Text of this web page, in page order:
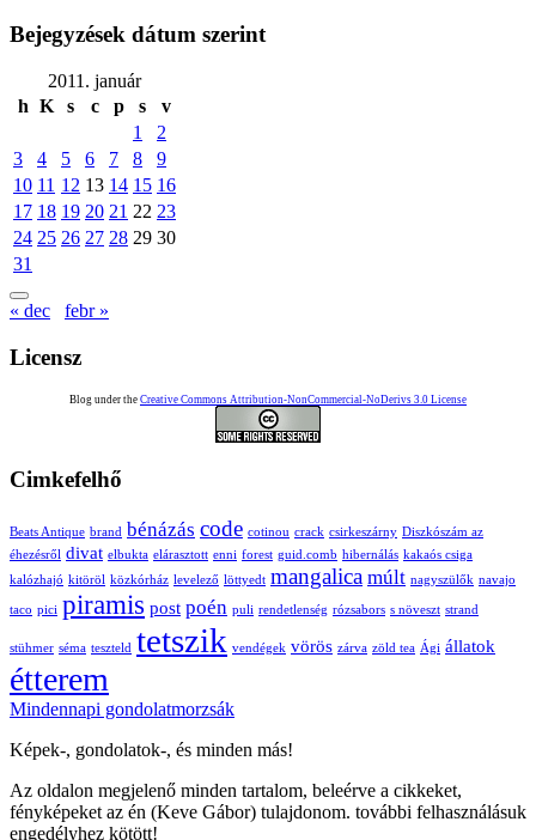
Bejegyzések dátum szerint
2011. január
h K s c p s
v
1
2
3
4 5 6 7 8
9
10 11 12 13 14 15 16
17 18 19 20 21 22 23
24 25 26 27 28 29 30
31
« dec febr »
Licensz
Blog under the Creative Commons Attribution-NonCommercial-NoDerivs 3.0 License
Cimkefelhő
Beats Antique brand bénázás code cotinou crack csirkeszárny Diszkószám az
éhezésről divat elbukta elárasztott enni forest guid.comb hibernálás kakaós csiga
kalózhajó kitöröl közkórház levelező löttyedt mangalica múlt nagyszülők navajo
taco pici piramis post poén puli rendetlenség rózsabors s növeszt strand
stühmer séma teszteld tetszik vendégek vörös zárva zöld tea Ági állatok
étterem
Mindennapi gondolatmorzsák
Képek-, gondolatok-, és minden más!
Az oldalon megjelenő minden tartalom, beleérve a cikkeket,
fényképeket az én (Keve Gábor) tulajdonom. további felhasználásuk
engedélyhez kötött!